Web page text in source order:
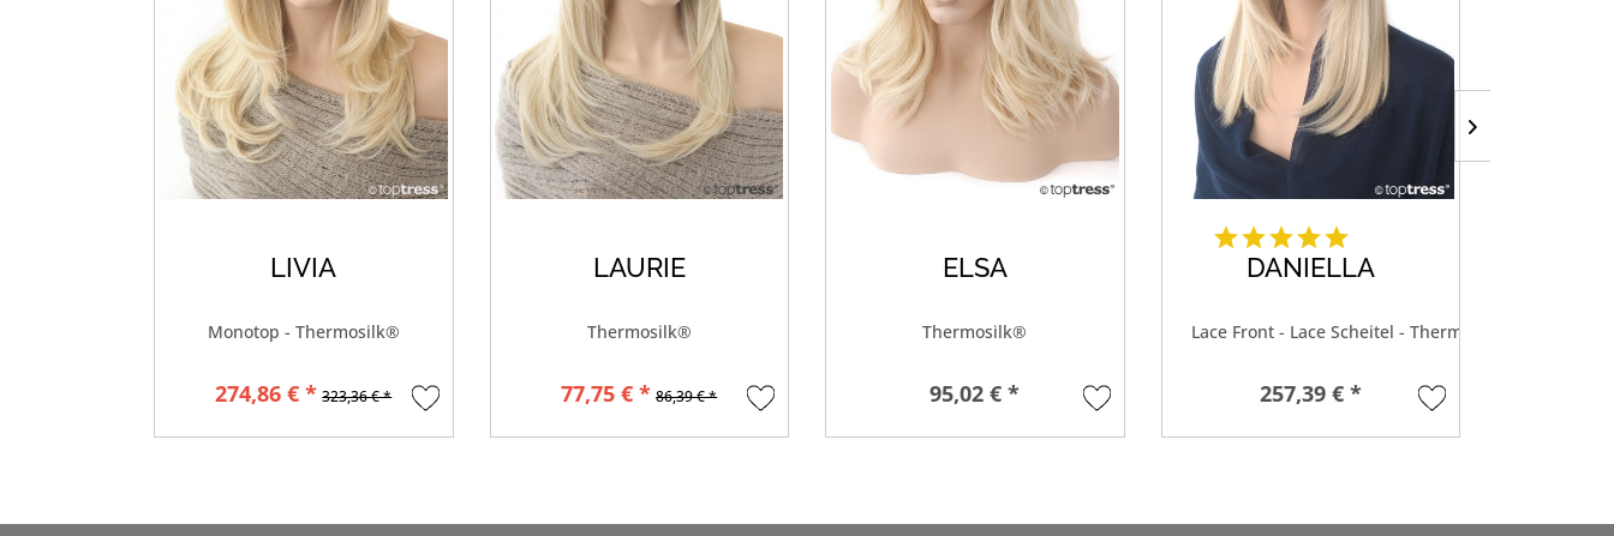
LIVIA
Monotop - Thermosilk®
274,86 € * 323,36 € *
LAURIE
Thermosilk®
77,75 € * 86,39 € *
ELSA
Thermosilk®
95,02 € *
DANIELLA
Lace Front - Lace Scheitel - Thermosilk®
257,39 € *